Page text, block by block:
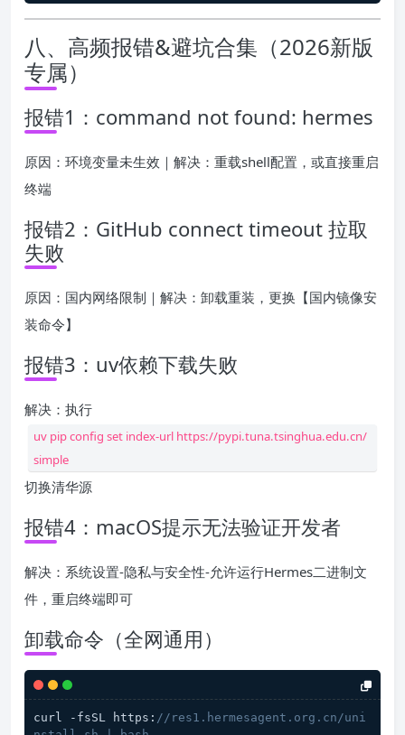
八、高频报错&避坑合集（2026新版
专属）
报错1：command not found: hermes
原因：环境变量未生效｜解决：重载shell配置，或直接重启
终端
报错2：GitHub connect timeout 拉取
失败
原因：国内网络限制｜解决：卸载重装，更换【国内镜像安
装命令】
报错3：uv依赖下载失败
解决：执行
uv pip config set index-url https://pypi.tuna.tsinghua.edu.cn/
simple
切换清华源
报错4：macOS提示无法验证开发者
解决：系统设置-隐私与安全性-允许运行Hermes二进制文
件，重启终端即可
卸载命令（全网通用）
curl -fsSL https: //res1.hermesagent.org.cn/uni